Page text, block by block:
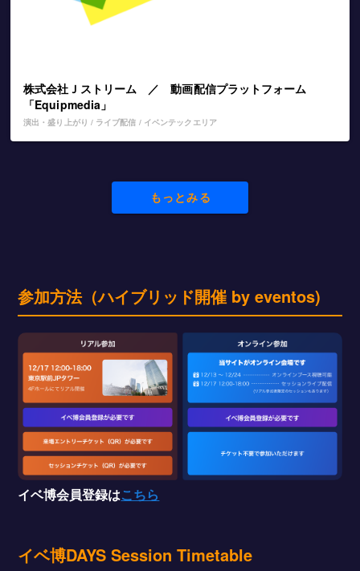
株式会社Ｊストリーム ／ 動画配信プラットフォーム
「Equipmedia」
演出・盛り上がり / ライブ配信 / イベンテックエリア
もっとみる
参加方法（ハイブリッド開催 by eventos)
イベ博会員登録はこちら
イベ博DAYS Session Timetable